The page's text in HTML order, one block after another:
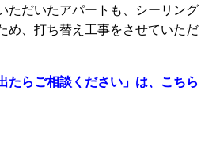
ただいたアパートも、シーリング
め、打ち替え工事をさせていただ
たらご相談ください」は、こちら